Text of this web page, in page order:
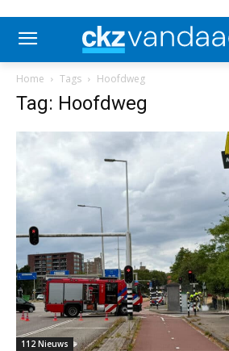
Home Tags Hoofdweg
Tag: Hoofdweg
112 Nieuws